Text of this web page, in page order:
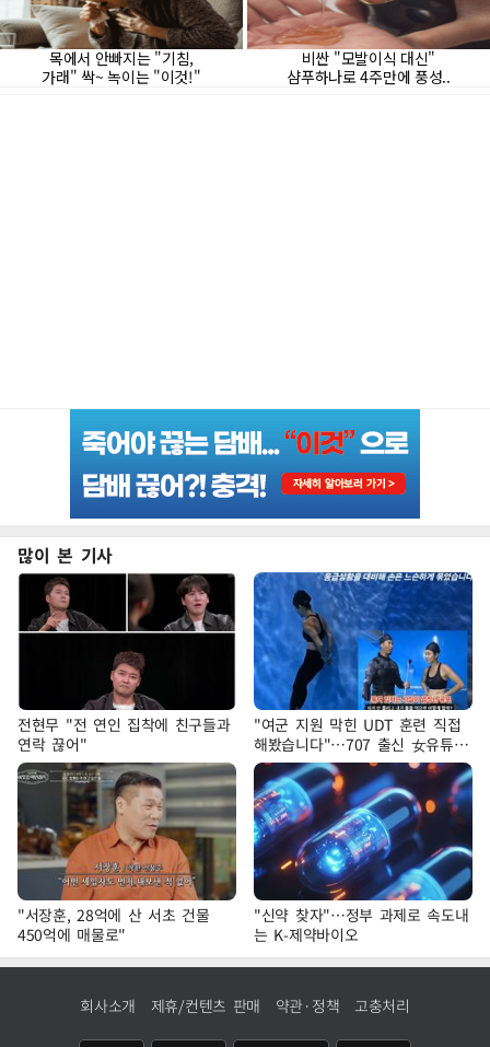
많이 본 기사
전현무 "전 연인 집착에 친구들과
연락 끊어"
"여군 지원 막힌 UDT 훈련 직접
해봤습니다"…707 출신 女유튜버
'완벽 소화'
"서장훈, 28억에 산 서초 건물
450억에 매물로"
"신약 찾자"…정부 과제로 속도내
는 K-제약바이오
회사소개 제휴/컨텐츠 판매 약관·정책 고충처리